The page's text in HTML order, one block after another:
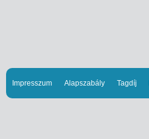
Impresszum Alapszabály Tagdíj